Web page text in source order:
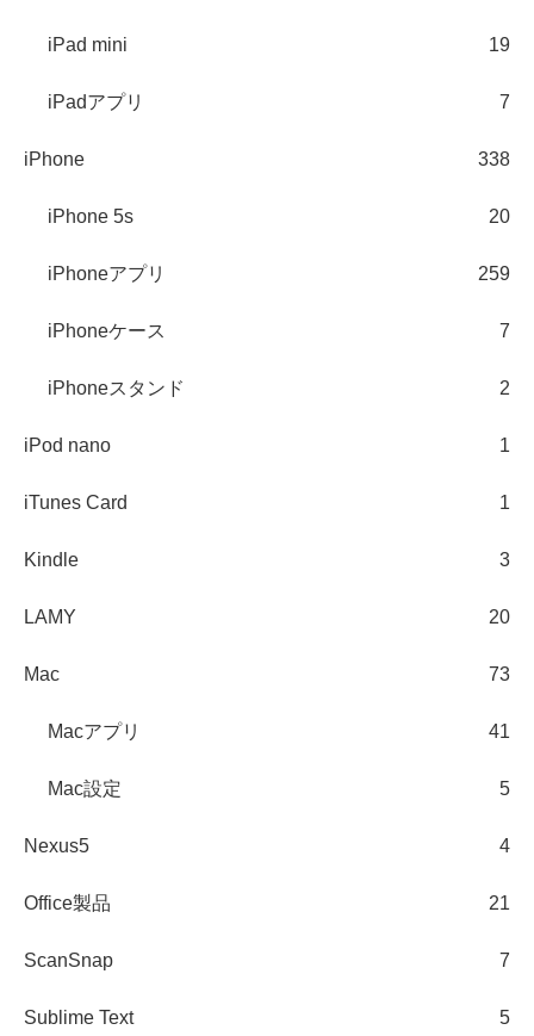
iPad mini 19
iPadアプリ 7
iPhone 338
iPhone 5s 20
iPhoneアプリ 259
iPhoneケース 7
iPhoneスタンド 2
iPod nano 1
iTunes Card 1
Kindle 3
LAMY 20
Mac 73
Macアプリ 41
Mac設定 5
Nexus5 4
Office製品 21
ScanSnap 7
Sublime Text 5